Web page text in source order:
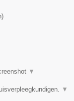
)
▼
▼